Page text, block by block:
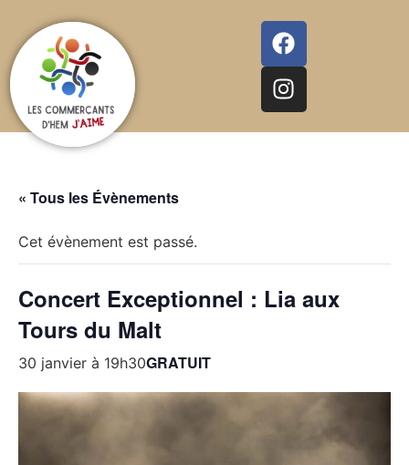
« Tous les Évènements
Cet évènement est passé.
Concert Exceptionnel : Lia aux
Tours du Malt
30 janvier à 19h30GRATUIT